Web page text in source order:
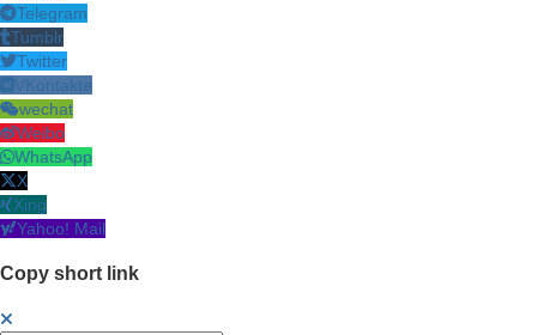
Telegram
Tumblr
Twitter
VKontakte
wechat
Weibo
WhatsApp
X
Xing
Yahoo! Mail
Copy short link